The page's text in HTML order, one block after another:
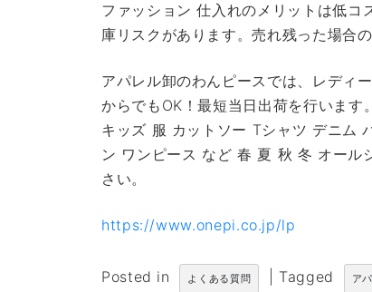
ファッション 仕入れのメリットは低コ
庫リスクがあります。売れ残った場合
アパレル卸のわんピースでは、レディ
からでもOK！最短当日出荷を行いま
キッズ 服 カットソー Tシャツ デニム
ン ワンピース など 春 夏 秋 冬 オール
さい。
https://www.onepi.co.jp/lp
Posted in よくある質問 Tagged ア